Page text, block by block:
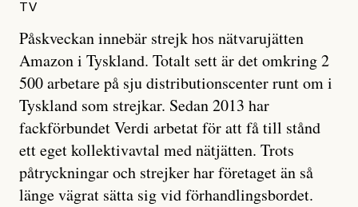
TV
Påskveckan innebär strejk hos nätvarujätten
Amazon i Tyskland. Totalt sett är det omkring 2
500 arbetare på sju distributionscenter runt om i
Tyskland som strejkar. Sedan 2013 har
fackförbundet Verdi arbetat för att få till stånd
ett eget kollektivavtal med nätjätten. Trots
påtryckningar och strejker har företaget än så
länge vägrat sätta sig vid förhandlingsbordet.